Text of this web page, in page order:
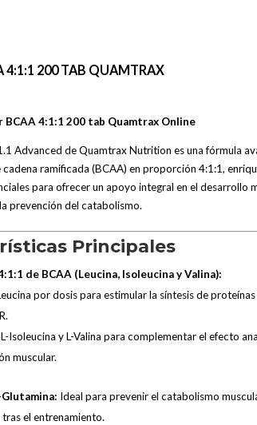
4:1:1 200 TAB QUAMTRAX
BCAA 4:1:1 200 tab Quamtrax Online
Advanced de Quamtrax Nutrition es una fórmula
ramificada (BCAA) en proporción 4:1:1,
para ofrecer un apoyo integral en el desarrollo
prevención del catabolismo.
Principales
de BCAA (Leucina, Isoleucina y Valina):
por dosis para estimular la síntesis de
Isoleucina y L-Valina para complementar el efecto
muscular.
Ideal para prevenir el catabolismo
el entrenamiento.